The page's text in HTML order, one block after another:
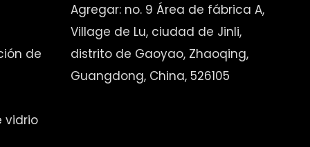
de
vidrio
Agregar: no. 9 Área de fábrica A,
Village de Lu, ciudad de Jinli,
distrito de Gaoyao, Zhaoqing,
Guangdong, China, 526105